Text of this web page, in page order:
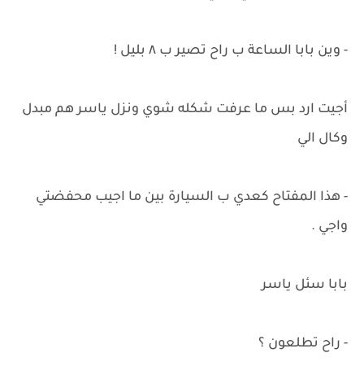
- وين بابا الساعة ب راح تصير ب ٨ بليل !
أجيت ارد بس ما عرفت شكله شوي ونزل ياسر هم مبدل
وكال الي
- هذا المفتاح كعدي ب السيارة بين ما اجيب محفضتي
واجي .
بابا سئل ياسر
- راح تطلعون ؟